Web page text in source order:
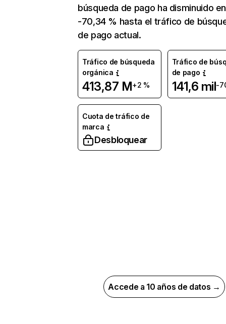
búsqueda de pago ha disminuido en
-70,34 % hasta el tráfico de
de pago actual.
Tráfico de búsqueda
orgánica
413,87 M+2 %
Tráfico de
de pago
141,6 mil-
Cuota de tráfico de
marca
Desbloquear
Accede a 10 años de datos →